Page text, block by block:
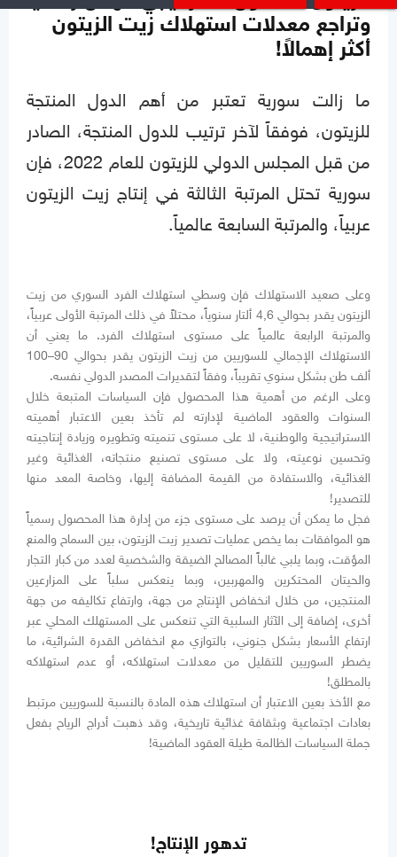
وتراجع معدلات استهلاك زيت الزيتون
أكثر إهمالاً!
ما زالت سورية تعتبر من أهم الدول المنتجة
للزيتون، فوفقاً لآخر ترتيب للدول المنتجة، الصادر
من قبل المجلس الدولي للزيتون للعام 2022، فإن
سورية تحتل المرتبة الثالثة في إنتاج زيت الزيتون
عربياً، والمرتبة السابعة عالمياً.
وعلى صعيد الاستهلاك فإن وسطي استهلاك الفرد السوري من زيت
الزيتون يقدر بحوالي 4,6 ألتار سنوياً، محتلاً في ذلك المرتبة الأولى عربياً،
والمرتبة الرابعة عالمياً على مستوى استهلاك الفرد. ما يعني أن
الاستهلاك الإجمالي للسوريين من زيت الزيتون يقدر بحوالي 90–100
ألف طن بشكل سنوي تقريباً، وفقاً لتقديرات المصدر الدولي نفسه.
وعلى الرغم من أهمية هذا المحصول فإن السياسات المتبعة خلال
السنوات والعقود الماضية لإدارته لم تأخذ بعين الاعتبار أهميته
الاستراتيجية والوطنية، لا على مستوى تنميته وتطويره وزيادة إنتاجيته
وتحسين نوعيته، ولا على مستوى تصنيع منتجاته، الغذائية وغير
الغذائية، والاستفادة من القيمة المضافة إليها، وخاصة المعد منها
للتصدير!
فجل ما يمكن أن يرصد على مستوى جزء من إدارة هذا المحصول رسمياً
هو الموافقات بما يخص عمليات تصدير زيت الزيتون، بين السماح والمنع
المؤقت، وبما يلبي غالباً المصالح الضيقة والشخصية لعدد من كبار التجار
والحيتان المحتكرين والمهربين، وبما ينعكس سلباً على المزارعين
المنتجين، من خلال انخفاض الإنتاج من جهة، وارتفاع تكاليفه من جهة
أخرى، إضافة إلى الآثار السلبية التي تنعكس على المستهلك المحلي عبر
ارتفاع الأسعار بشكل جنوني، بالتوازي مع انخفاض القدرة الشرائية، ما
يضطر السوريين للتقليل من معدلات استهلاكه، أو عدم استهلاكه
بالمطلق!
مع الأخذ بعين الاعتبار أن استهلاك هذه المادة بالنسبة للسوريين مرتبط
بعادات اجتماعية وبثقافة غذائية تاريخية، وقد ذهبت أدراج الرياح بفعل
جملة السياسات الظالمة طيلة العقود الماضية!
تدهور الإنتاج!